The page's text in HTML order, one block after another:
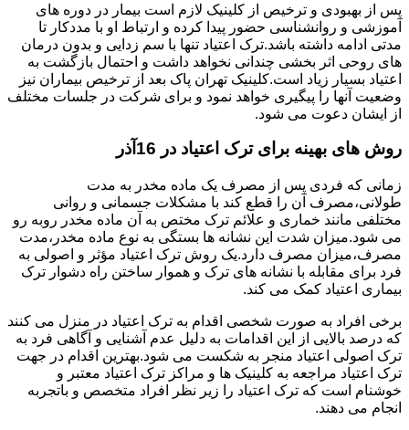
پس از بهبودی و ترخیص از کلینیک لازم است بیمار در دوره های
آموزشی و روانشناسی حضور پیدا کرده و ارتباط او با مددکار تا
مدتی ادامه داشته باشد.ترک اعتیاد تنها با سم زدایی و بدون درمان
های روحی اثر بخشی چندانی نخواهد داشت و احتمال بازگشت به
اعتیاد بسیار زیاد است.کلینیک تهران پاک بعد از ترخیص بیماران نیز
وضعیت آنها را پیگیری خواهد نمود و برای شرکت در جلسات مختلف
از ایشان دعوت می شود.
روش های بهینه برای ترک اعتیاد در 16آذر
زمانی که فردی پس از مصرف یک ماده مخدر به مدت
طولانی،مصرف آن را قطع کند با مشکلات جسمانی و روانی
مختلفی مانند خماری و علائم ترک مختص به آن ماده مخدر روبه رو
می شود.میزان شدت این نشانه ها بستگی به نوع ماده مخدر،مدت
مصرف،میزان مصرف دارد.یک روش ترک اعتیاد مؤثر و اصولی به
فرد برای مقابله با نشانه های ترک و هموار ساختن راه دشوار ترک
بیماری اعتیاد کمک می کند.
برخی افراد به صورت شخصی اقدام به ترک اعتیاد در منزل می کنند
که درصد بالایی از این اقدامات به دلیل عدم آشنایی و آگاهی فرد به
ترک اصولی اعتیاد منجر به شکست می شود.بهترین اقدام در جهت
ترک اعتیاد مراجعه به کلینیک ها و مراکز ترک اعتیاد معتبر و
خوشنام است که ترک اعتیاد را زیر نظر افراد متخصص و باتجربه
انجام می دهند.